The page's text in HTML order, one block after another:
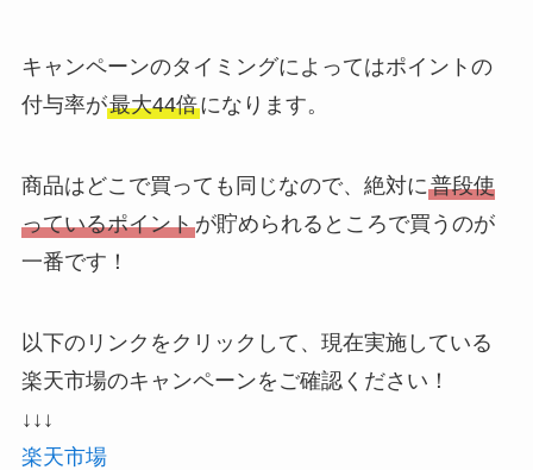
キャンペーンのタイミングによってはポイントの
付与率が最大44倍になります。
商品はどこで買っても同じなので、絶対に普段使
っているポイントが貯められるところで買うのが
一番です！
以下のリンクをクリックして、現在実施している
楽天市場のキャンペーンをご確認ください！
↓↓↓
楽天市場